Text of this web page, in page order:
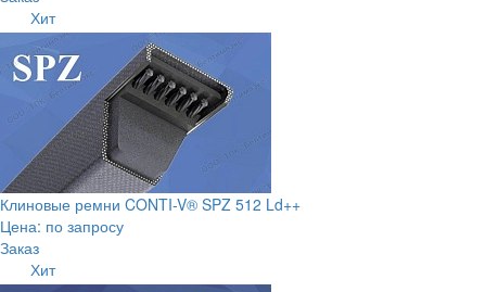
Хит
Клиновые ремни CONTI-V® SPZ 512 Ld++
Цена: по запросу
Заказ
Хит